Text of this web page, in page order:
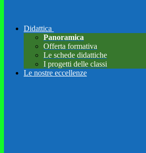
Didattica
Panoramica
Offerta formativa
Le schede didattiche
I progetti delle classi
Le nostre eccellenze